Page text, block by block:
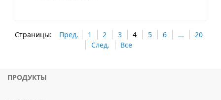
Страницы: Пред. 1 2 3 4 5 6 ...
20
След.
Все
ПРОДУКТЫ